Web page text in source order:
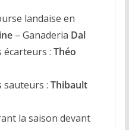
landaise en
– Ganaderia Dal
écarteurs : Théo
sauteurs : Thibault
la saison devant